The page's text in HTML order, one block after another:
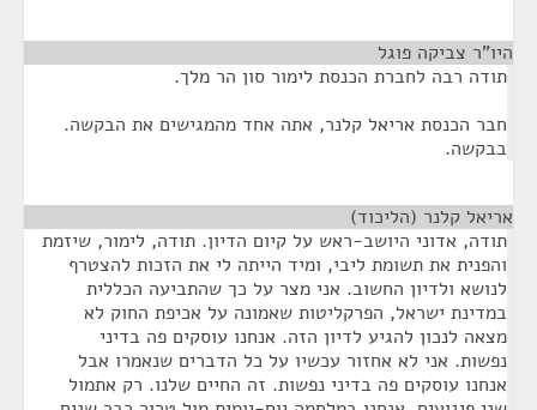
היו"ר צביקה פוגל
תודה רבה לחברת הכנסת לימור סון הר מלך.
חבר הכנסת אריאל קלנר, אתה אחד מהמגישים את הבקשה.
בבקשה.
אריאל קלנר (הליכוד)
תודה, אדוני היושב-ראש על קיום הדיון. תודה, לימור, שיזמת
והפנית את תשומת ליבי, ומיד הייתה לי את הזכות להצטרף
לנושא ולדיון החשוב. אני מצר על כך שהתביעה הכללית
במדינת ישראל, הפרקליטות שאמונה על אכיפת החוק לא
מצאה לנכון להגיע לדיון הזה. אנחנו עוסקים פה בדיני
נפשות. אני לא אחזור עכשיו על כל הדברים שנאמרו אבל
אנחנו עוסקים פה בדיני נפשות. זה החיים שלנו. רק אתמול